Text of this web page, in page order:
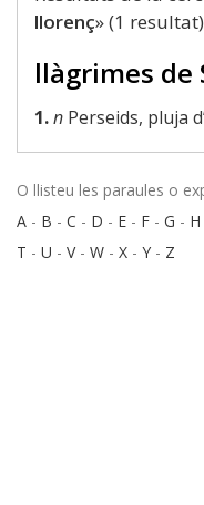
llorenç» (1 resultat)
llàgrimes de
1.n Perseids, pluja
O llisteu les paraules o
A - B - C - D - E - F - G - H
T - U - V- W - X - Y - Z